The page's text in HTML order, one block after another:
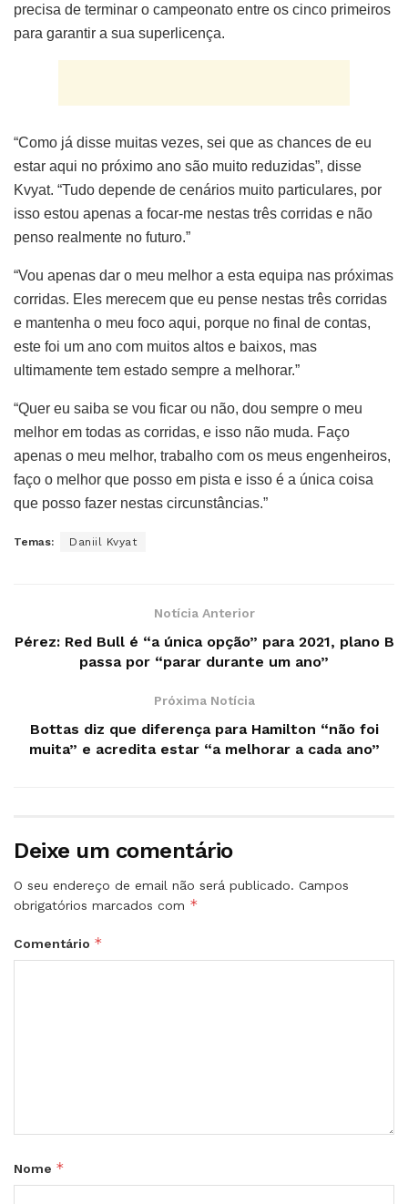
precisa de terminar o campeonato entre os cinco primeiros
para garantir a sua superlicença.
“Como já disse muitas vezes, sei que as chances de eu
estar aqui no próximo ano são muito reduzidas”, disse
Kvyat. “Tudo depende de cenários muito particulares, por
isso estou apenas a focar-me nestas três corridas e não
penso realmente no futuro.”
“Vou apenas dar o meu melhor a esta equipa nas próximas
corridas. Eles merecem que eu pense nestas três corridas
e mantenha o meu foco aqui, porque no final de contas,
este foi um ano com muitos altos e baixos, mas
ultimamente tem estado sempre a melhorar.”
“Quer eu saiba se vou ficar ou não, dou sempre o meu
melhor em todas as corridas, e isso não muda. Faço
apenas o meu melhor, trabalho com os meus engenheiros,
faço o melhor que posso em pista e isso é a única coisa
que posso fazer nestas circunstâncias.”
Temas: Daniil Kvyat
Notícia Anterior
Pérez: Red Bull é “a única opção” para 2021, plano B
passa por “parar durante um ano”
Próxima Notícia
Bottas diz que diferença para Hamilton “não foi
muita” e acredita estar “a melhorar a cada ano”
Deixe um comentário
O seu endereço de email não será publicado. Campos
obrigatórios marcados com *
Comentário *
Nome *